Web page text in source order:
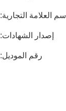
اسم العلامة التجارية:
إصدار الشهادات:
رقم الموديل: